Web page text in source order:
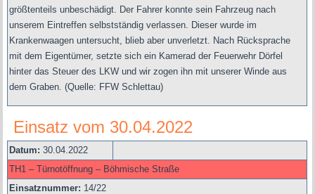
größtenteils unbeschädigt. Der Fahrer konnte sein Fahrzeug nach
unserem Eintreffen selbstständig verlassen. Dieser wurde im
Krankenwaagen untersucht, blieb aber unverletzt. Nach Rücksprache
mit dem Eigentümer, setzte sich ein Kamerad der Feuerwehr Dörfel
hinter das Steuer des LKW und wir zogen ihn mit unserer Winde aus
dem Graben.(Quelle: FFW Schlettau)
Einsatz vom 30.04.2022
Datum:30.04.2022
TH1 – Türnotöffnung – Böhmische Straße
Einsatznummer: 14/22